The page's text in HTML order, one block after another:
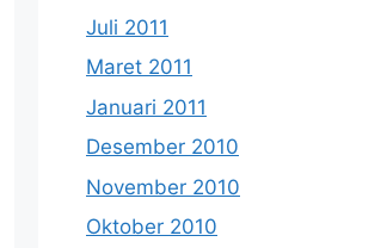
Juli 2011
Maret 2011
Januari 2011
Desember 2010
November 2010
Oktober 2010